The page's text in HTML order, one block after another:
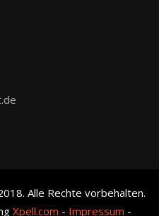
Alle Rechte vorbehalten.
Xpell.com - Impressum -